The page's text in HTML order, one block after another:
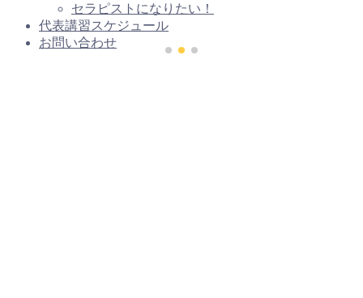
セラピストになりたい！
代表講習スケジュール
お問い合わせ